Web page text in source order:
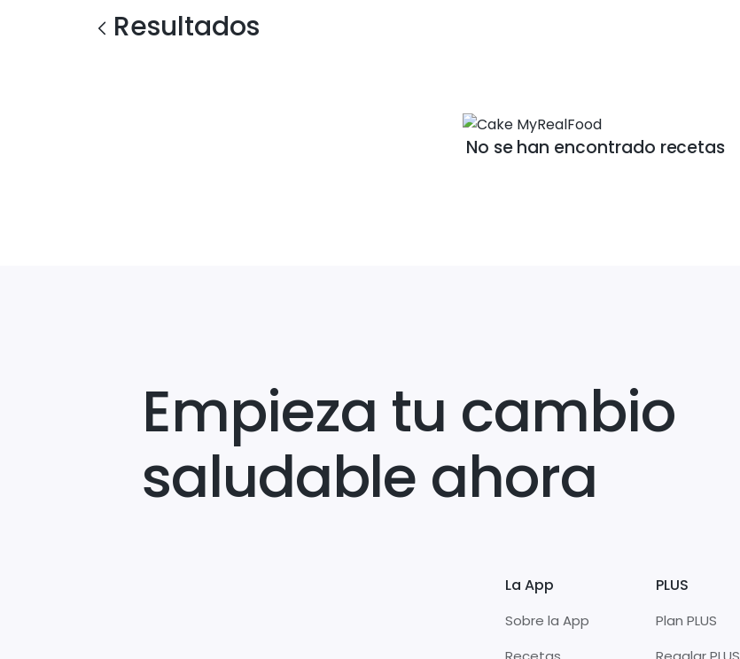
Resultados
No se han encontrado recetas
Empieza tu cambio
saludable ahora
La App
Sobre la App
PLUS
Plan PLUS